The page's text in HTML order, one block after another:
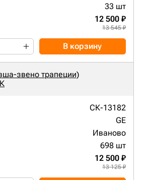
33 шт
12 500 ₽
13 545 ₽
В корзину
звено трапеции)
СК-13182
GE
Иваново
698 шт
12 500 ₽
13 125 ₽